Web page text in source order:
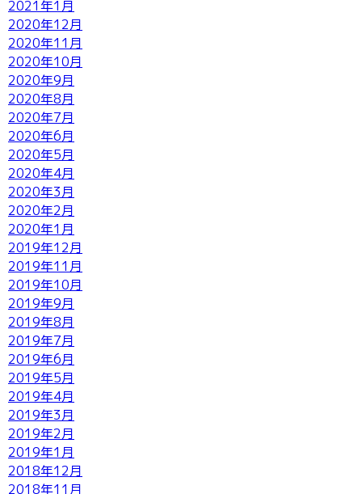
2021年1月
2020年12月
2020年11月
2020年10月
2020年9月
2020年8月
2020年7月
2020年6月
2020年5月
2020年4月
2020年3月
2020年2月
2020年1月
2019年12月
2019年11月
2019年10月
2019年9月
2019年8月
2019年7月
2019年6月
2019年5月
2019年4月
2019年3月
2019年2月
2019年1月
2018年12月
2018年11月